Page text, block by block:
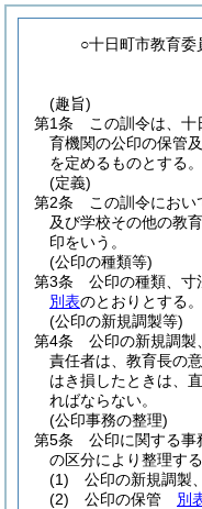
○十日町市教育委
(趣旨)
第1条
この訓令は、
育機関の公印の保管
を定めるものとする。
(定義)
第2条
この訓令にお
及び学校その他の教
印をいう。
(公印の種類等)
第3条
公印の種類、寸
別表のとおりとする。
(公印の新規調製等)
第4条
公印の新規調製
責任者は、教育長の
はき損したときは、
ればならない。
(公印事務の整理)
第5条
公印に関する事
の区分により整理する
(1)
公印の新規調製
(2)
公印の保管 別